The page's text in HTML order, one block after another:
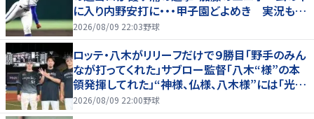
に入り内野安打に・・・甲子園どよめき 実況も驚
き「おっと！」
2026/08/09 22:03野球
ロッテ・八木がリリーフだけで９勝目「野手のみん
なが打ってくれた」サブロー監督「八木“様”の本
領発揮してれた」“神様、仏様、八木様”には「光栄
です」
2026/08/09 22:00野球